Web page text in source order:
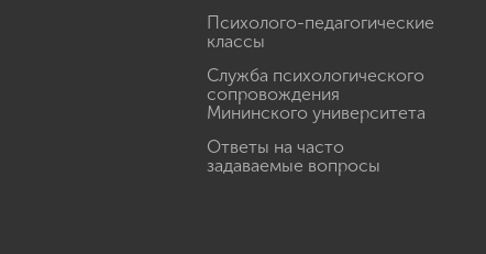
Психолого-педагогические
классы
Служба психологического
сопровождения
Мининского университета
Ответы на часто
задаваемые вопросы